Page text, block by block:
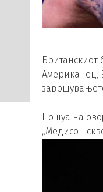
Британскиот
Американец,
Џошуа на
„Медисон